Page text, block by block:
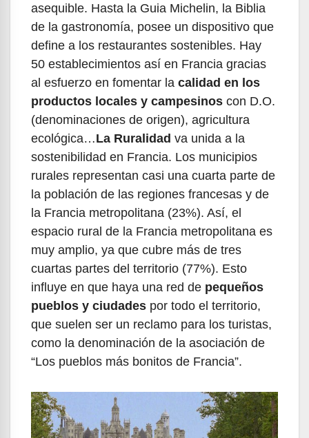
asequible. Hasta la Guia Michelin, la Biblia
de la gastronomía, posee un dispositivo que
define a los restaurantes sostenibles. Hay
50 establecimientos así en Francia gracias
al esfuerzo en fomentar la calidad en los
productos locales y campesinos con D.O.
(denominaciones de origen), agricultura
ecológica…La Ruralidad va unida a la
sostenibilidad en Francia. Los municipios
rurales representan casi una cuarta parte de
la población de las regiones francesas y de
la Francia metropolitana (23%). Así, el
espacio rural de la Francia metropolitana es
muy amplio, ya que cubre más de tres
cuartas partes del territorio (77%). Esto
influye en que haya una red de pequeños
pueblos y ciudades por todo el territorio,
que suelen ser un reclamo para los turistas,
como la denominación de la asociación de
“Los pueblos más bonitos de Francia”.